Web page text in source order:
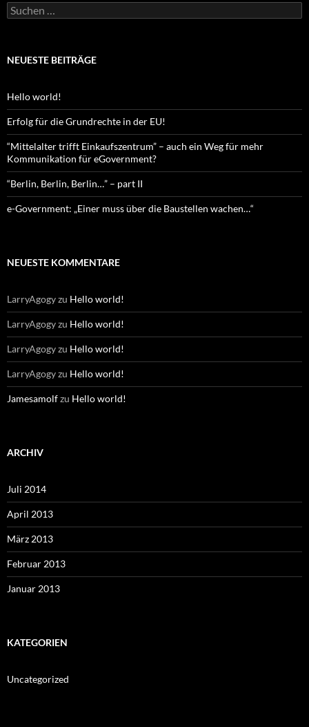
Suchen
nach:
NEUESTE BEITRÄGE
Hello world!
Erfolg für die Grundrechte in der EU!
“Mittelalter trifft Einkaufszentrum” – auch ein Weg für mehr
Kommunikation für eGovernment?
“Berlin, Berlin, Berlin…” – part II
e-Government: „Einer muss über die Baustellen wachen…“
NEUESTE KOMMENTARE
LarryAgogyzu Hello world!
LarryAgogyzu Hello world!
LarryAgogyzu Hello world!
LarryAgogyzu Hello world!
Jamesamolfzu Hello world!
ARCHIV
Juli 2014
April 2013
März 2013
Februar 2013
Januar 2013
KATEGORIEN
Uncategorized